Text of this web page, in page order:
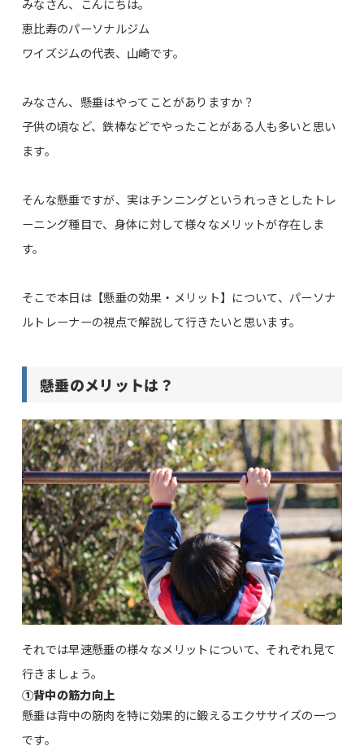
みなさん、こんにちは。
恵比寿のパーソナルジム
ワイズジムの代表、山崎です。
みなさん、懸垂はやってことがありますか？
子供の頃など、鉄棒などでやったことがある人も多いと思い
ます。
そんな懸垂ですが、実はチンニングというれっきとしたトレ
ーニング種目で、身体に対して様々なメリットが存在しま
す。
そこで本日は【懸垂の効果・メリット】について、パーソナ
ルトレーナーの視点で解説して行きたいと思います。
懸垂のメリットは？
それでは早速懸垂の様々なメリットについて、それぞれ見て
行きましょう。
①背中の筋力向上
懸垂は背中の筋肉を特に効果的に鍛えるエクササイズの一つ
です。